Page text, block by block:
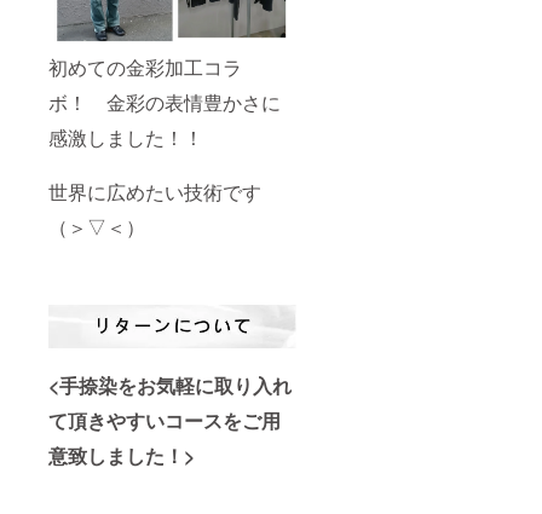
初めての金彩加工コラ
ボ！ 金彩の表情豊かさに
感激しました！！
世界に広めたい技術です
（＞▽＜）
<手捺染をお気軽に取り入れ
て頂きやすいコースをご用
意致しました！>